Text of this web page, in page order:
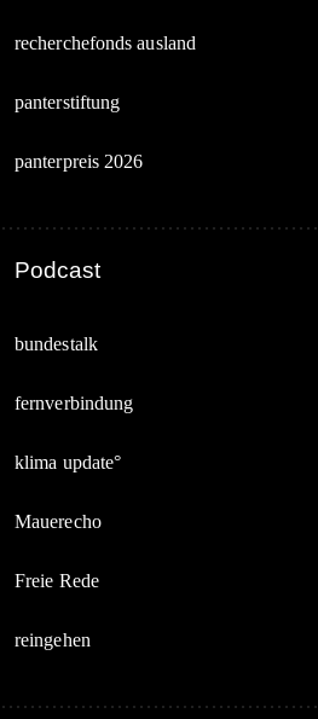
recherchefonds ausland
panterstiftung
panterpreis 2026
Podcast
bundestalk
fernverbindung
klima update°
Mauerecho
Freie Rede
reingehen